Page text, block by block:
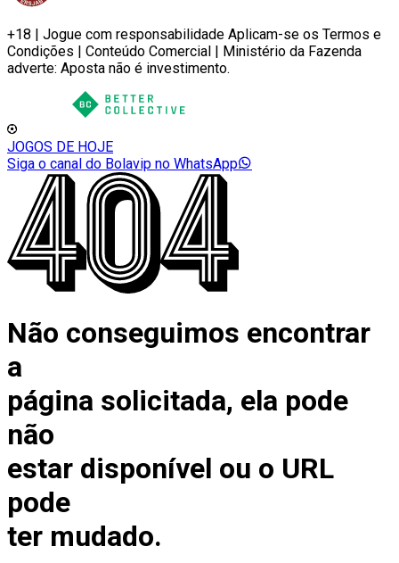
+18 | Jogue com responsabilidade Aplicam-se os Termos e
Condições | Conteúdo Comercial | Ministério da Fazenda
adverte: Aposta não é investimento.
JOGOS DE HOJE
Siga o canal do Bolavip no WhatsApp
Não conseguimos encontrar
a
página solicitada, ela pode
não
estar disponível ou o URL
pode
ter mudado.